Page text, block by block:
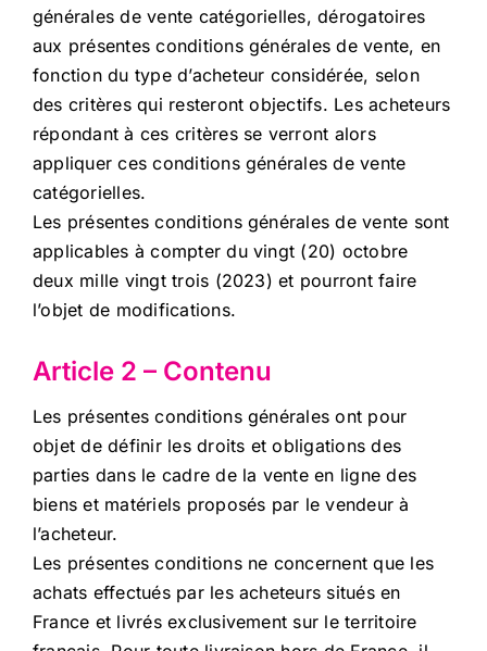
générales de vente catégorielles, dérogatoires
aux présentes conditions générales de vente, en
fonction du type d’acheteur considérée, selon
des critères qui resteront objectifs. Les acheteurs
répondant à ces critères se verront alors
appliquer ces conditions générales de vente
catégorielles.
Les présentes conditions générales de vente sont
applicables à compter du vingt (20) octobre
deux mille vingt trois (2023) et pourront faire
l’objet de modifications.
Article 2 – Contenu
Les présentes conditions générales ont pour
objet de définir les droits et obligations des
parties dans le cadre de la vente en ligne des
biens et matériels proposés par le vendeur à
l’acheteur.
Les présentes conditions ne concernent que les
achats effectués par les acheteurs situés en
France et livrés exclusivement sur le territoire